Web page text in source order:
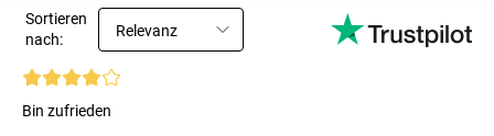
Sortieren
nach:
Relevanz
Bin zufrieden